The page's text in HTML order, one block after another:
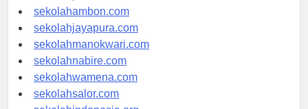
sekolahpontianak.com
sekolahambon.com
sekolahjayapura.com
sekolahmanokwari.com
sekolahnabire.com
sekolahwamena.com
sekolahsalor.com